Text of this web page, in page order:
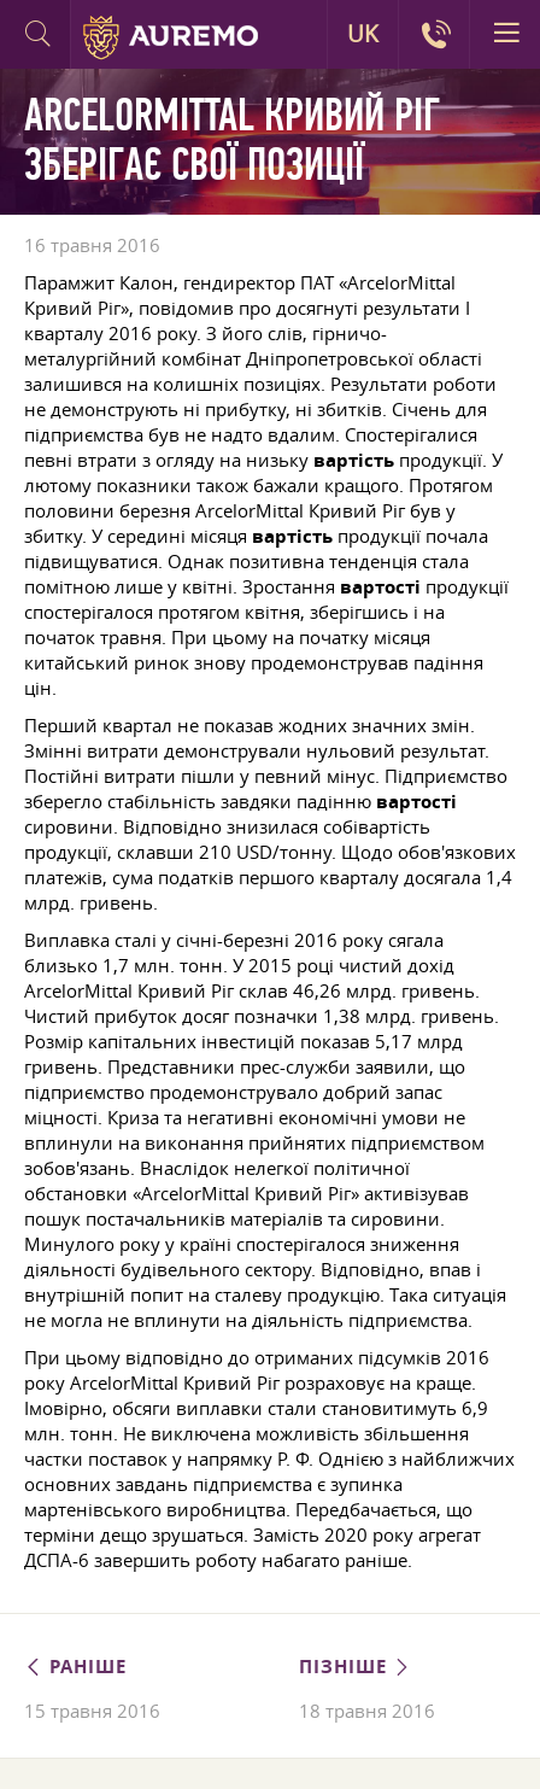
ARCELORMITTAL КРИВИЙ РІГ
ЗБЕРІГАЄ СВОЇ ПОЗИЦІЇ
16 травня 2016
Парамжит Калон, гендиректор ПАТ «ArcelorMittal
Кривий Ріг», повідомив про досягнуті результати І
кварталу 2016 року. З його слів, гірничо-
металургійний комбінат Дніпропетровської області
залишився на колишніх позиціях. Результати роботи
не демонструють ні прибутку, ні збитків. Січень для
підприємства був не надто вдалим. Спостерігалися
певні втрати з огляду на низьку вартість продукції. У
лютому показники також бажали кращого. Протягом
половини березня ArcelorMittal Кривий Ріг був у
збитку. У середині місяця вартість продукції почала
підвищуватися. Однак позитивна тенденція стала
помітною лише у квітні. Зростання вартості продукції
спостерігалося протягом квітня, зберігшись і на
початок травня. При цьому на початку місяця
китайський ринок знову продемонстрував падіння
цін.
Перший квартал не показав жодних значних змін.
Змінні витрати демонстрували нульовий результат.
Постійні витрати пішли у певний мінус. Підприємство
зберегло стабільність завдяки падінню вартості
сировини. Відповідно знизилася собівартість
продукції, склавши 210 USD/тонну. Щодо обов'язкових
платежів, сума податків першого кварталу досягала 1,4
млрд. гривень.
Виплавка сталі у січні-березні 2016 року сягала
близько 1,7 млн. тонн. У 2015 році чистий дохід
ArcelorMittal Кривий Ріг склав 46,26 млрд. гривень.
Чистий прибуток досяг позначки 1,38 млрд. гривень.
Розмір капітальних інвестицій показав 5,17 млрд
гривень. Представники прес-служби заявили, що
підприємство продемонструвало добрий запас
міцності. Криза та негативні економічні умови не
вплинули на виконання прийнятих підприємством
зобов'язань. Внаслідок нелегкої політичної
обстановки «ArcelorMittal Кривий Ріг» активізував
пошук постачальників матеріалів та сировини.
Минулого року у країні спостерігалося зниження
діяльності будівельного сектору. Відповідно, впав і
внутрішній попит на сталеву продукцію. Така ситуація
не могла не вплинути на діяльність підприємства.
При цьому відповідно до отриманих підсумків 2016
року ArcelorMittal Кривий Ріг розраховує на краще.
Імовірно, обсяги виплавки стали становитимуть 6,9
млн. тонн. Не виключена можливість збільшення
частки поставок у напрямку Р. Ф. Однією з найближчих
основних завдань підприємства є зупинка
мартенівського виробництва. Передбачається, що
терміни дещо зрушаться. Замість 2020 року агрегат
ДСПА-6 завершить роботу набагато раніше.
РАНІШЕ
15 травня 2016
ПІЗНІШЕ
18 травня 2016
UK